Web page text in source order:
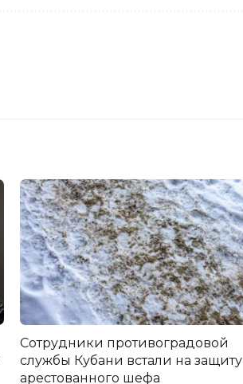
Сотрудники противоградовой
службы Кубани встали на защиту
арестованного шефа